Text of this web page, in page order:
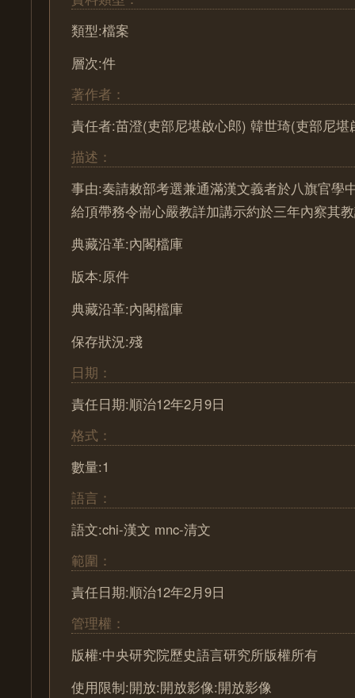
類型:檔案
層次:件
著作者：
責任者:苗澄(吏部尼堪啟心郎) 韓世琦(吏部尼堪
描述：
事由:奏請敕部考選兼通滿漢文義者於八旗官學
給頂帶務令耑心嚴教詳加講示約於三年內察其
典藏沿革:內閣檔庫
版本:原件
典藏沿革:內閣檔庫
保存狀況:殘
日期：
責任日期:順治12年2月9日
格式：
數量:1
語言：
語文:chi-漢文 mnc-清文
範圍：
責任日期:順治12年2月9日
管理權：
版權:中央研究院歷史語言研究所版權所有
使用限制:開放:開放影像:開放影像